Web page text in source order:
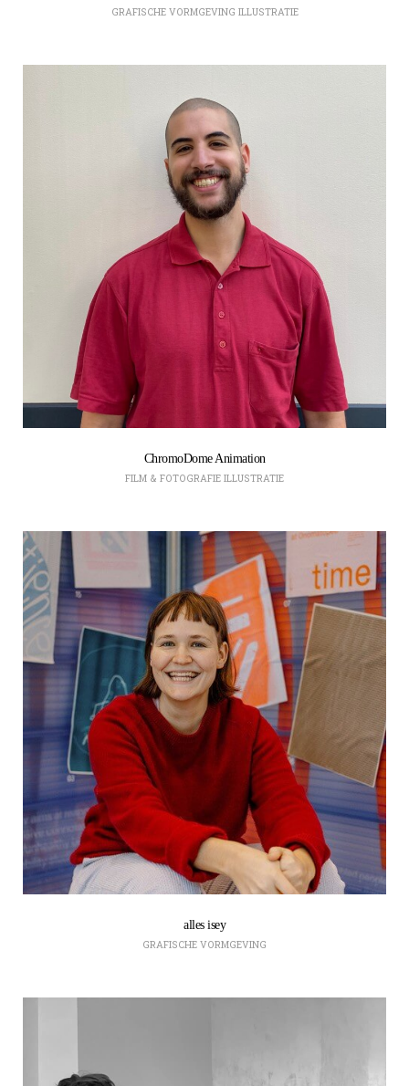
GRAFISCHE VORMGEVING ILLUSTRATIE
ChromoDome Animation
FILM & FOTOGRAFIE ILLUSTRATIE
alles isey
GRAFISCHE VORMGEVING